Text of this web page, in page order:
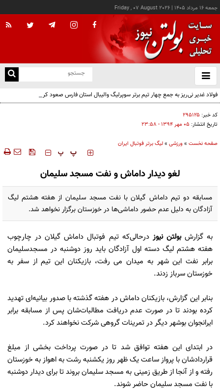
جمعه ۱۶ مرداد ۱۴۰۵ |
Friday , 07 August 2026
باز
و
فولاد غدیر نی‌ریز به جمع چهار تیم برتر سوپرلیگ والیبال استان فارس صعود کرد
کد خبر: ۲۹۵۱۲۵
تاریخ انتشار: ۰۵ مهر ۱۳۹۴ - ۲۳:۵۸
صفحه نخست »ورزشی »لیگ برتر فوتبال ایران
‍‍‍ پ پ
لغو دیدار داماش و نفت مسجد سلیمان
مسابقه دو تیم داماش گیلان با نفت مسجد سلیمان از هفته هشتم لیگ
آزادگان به دلیل عدم حضور داماشی‌ها در خوزستان برگزار نخواهد شد.
به گزارشبولتن نیوز درحالی‌که تیم فوتبال داماش گیلان در چارچوب
هفته هشتم لیگ دسته اول آزادگان باید روز دوشنبه در مسجدسلیمان
برابر نفت این شهر به میدان می رفت، بازیکنان این تیم از سفر به
خوزستان سرباز زدند.
بنابر این گزارش، بازیکنان داماش در هفته گذشته با صدور بیانیه‌ای تهدید
کرده بودند تا در صورت عدم دریافت مطالبات‌شان پس از مسابقه برابر
ایرانجوان بوشهر دیگر در تمرینات گروهی شرکت نخواهند کرد.
در ابتدای این هفته توافق شد تا در صورت پرداخت بخشی از مبلغ
قراردادشان با پرواز ساعت یک ظهر روز یکشنبه رشت به اهواز به خوزستان
رفته و از آنجا از طریق زمینی به مسجد سلیمان بروند تا برای دیدار دوشنبه
با نفت مسجد سلیمان حاضر شوند.